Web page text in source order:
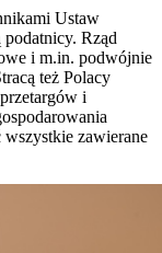
Ustaw
podatnicy. Rząd
i m.in. podwójnie
też Polacy
i
wszystkie zawierane